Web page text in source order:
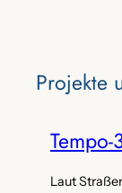
Projekte‌
Laut